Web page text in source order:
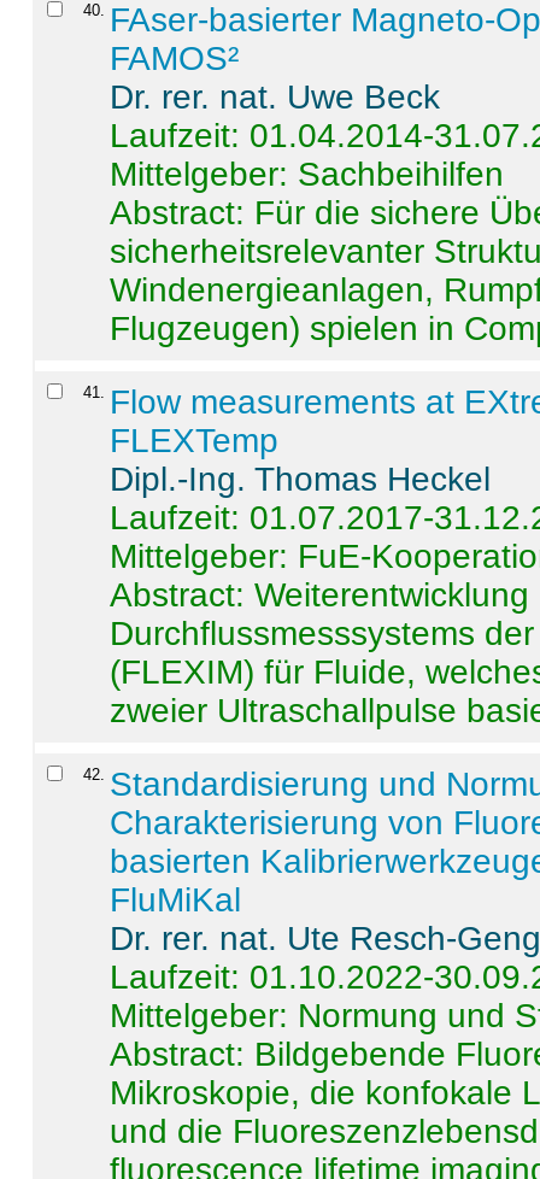
40. FAser-basierter Magneto-
FAMOS²
Dr. rer. nat. Uwe Beck
Laufzeit: 01.04.2014-
Mittelgeber: Sachbeihilfen
Abstract: Für die sichere
sicherheitsrelevanter
Windenergieanlagen,
Flugzeugen) spielen in
41. Flow measurements at
FLEXTemp
Dipl.-Ing. Thomas Heckel
Laufzeit: 01.07.2017-
Mittelgeber: FuE-
Abstract:
Durchflussmesssystems
(FLEXIM) für Fluide,
zweier Ultraschallpulse
42. Standardisierung und
Charakterisierung von
basierten
FluMiKal
Dr. rer. nat. Ute Resch-
Laufzeit: 01.10.2022-
Mittelgeber: Normung und
Abstract: Bildgebende
Mikroskopie, die konfokale
und die
fluorescence lifetime